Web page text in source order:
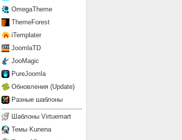
OmegaTheme
ThemeForest
iTemplater
JoomlaTD
JooMagic
PureJoomla
Обновления (Update)
Разные шаблоны
Шаблоны Virtuemart
Темы Kunena